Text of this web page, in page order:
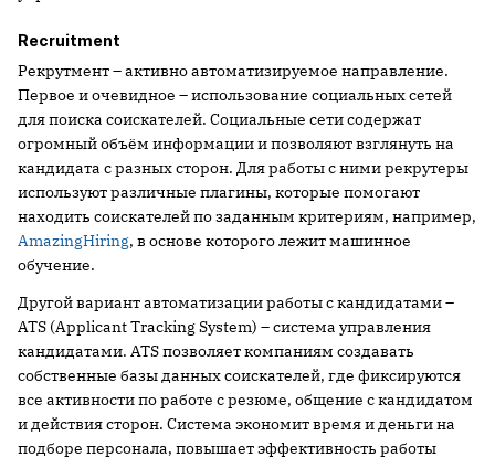
Recruitment
Рекрутмент – активно автоматизируемое направление.
Первое и очевидное – использование социальных сетей
для поиска соискателей. Социальные сети содержат
огромный объём информации и позволяют взглянуть на
кандидата с разных сторон. Для работы с ними рекрутеры
используют различные плагины, которые помогают
находить соискателей по заданным критериям, например,
AmazingHiring, в основе которого лежит машинное
обучение.
Другой вариант автоматизации работы с кандидатами –
ATS (Applicant Tracking System) – система управления
кандидатами. ATS позволяет компаниям создавать
собственные базы данных соискателей, где фиксируются
все активности по работе с резюме, общение с кандидатом
и действия сторон. Система экономит время и деньги на
подборе персонала, повышает эффективность работы